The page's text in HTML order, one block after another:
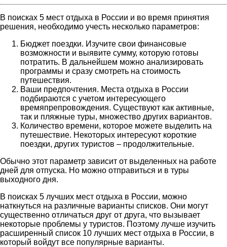
В поисках 5 мест отдыха в России и во время принятия
решения, необходимо учесть несколько параметров:
Бюджет поездки. Изучите свои финансовые
возможности и выявите сумму, которую готовы
потратить. В дальнейшем можно анализировать
программы и сразу смотреть на стоимость
путешествия.
Ваши предпочтения. Места отдыха в России
подбираются с учетом интересующего
времяпрепровождения. Существуют как активные,
так и пляжные туры, множество других вариантов.
Количество времени, которое можете выделить на
путешествие. Некоторых интересуют короткие
поездки, других туристов – продолжительные.
Обычно этот параметр зависит от выделенных на работе
дней для отпуска. Но можно отправиться и в туры
выходного дня.
В поисках 5 лучших мест отдыха в России, можно
наткнуться на различные варианты списков. Они могут
существенно отличаться друг от друга, что вызывает
некоторые проблемы у туристов. Поэтому лучше изучить
расширенный список 10 лучших мест отдыха в России, в
который войдут все популярные варианты.